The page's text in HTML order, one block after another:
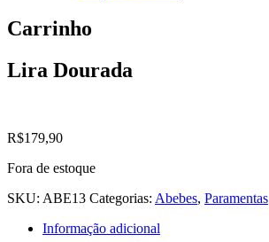
Carrinho
Lira Dourada
R$179,90
Fora de estoque
SKU: ABE13 Categorias: Abebes, Paramentas
Informação adicional